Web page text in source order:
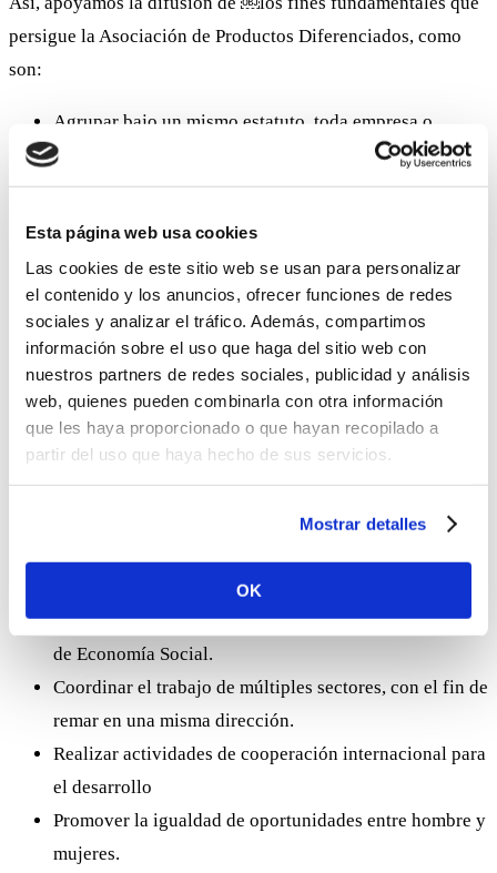
Esta página web usa cookies
Las cookies de este sitio web se usan para personalizar
el contenido y los anuncios, ofrecer funciones de redes
sociales y analizar el tráfico. Además, compartimos
información sobre el uso que haga del sitio web con
nuestros partners de redes sociales, publicidad y análisis
web, quienes pueden combinarla con otra información
que les haya proporcionado o que hayan recopilado a
partir del uso que haya hecho de sus servicios.
Mostrar detalles
OK
persigue la Asociación de Productos Diferenciados, como
son:
Agrupar bajo un mismo estatuto, toda empresa o
particular que realice trabajos sobre diferenciación de
la producción.
Proteger y defender los derechos de productos
Reconocer los trabajos de diferenciación de la
producción como proporcionando un valor añadido.
Defender y promocionar los trabajos artesanos y
métodos tradicionales.
Reconocimiento del valor de las especies y razas
autóctonas para la mejora de la calidad y la
sostenibilidad.
Estudiar la importancia económica y la estructura del
Difundir la necesidad de aflorar el trabajo a través de
la creación de empresas de trabajo autónomo y
de Economía Social.
Coordinar el trabajo de múltiples sectores, con el fin de
remar en una misma dirección.
Realizar actividades de cooperación internacional para
el desarrollo
Promover la igualdad de oportunidades entre hombre y
mujeres.